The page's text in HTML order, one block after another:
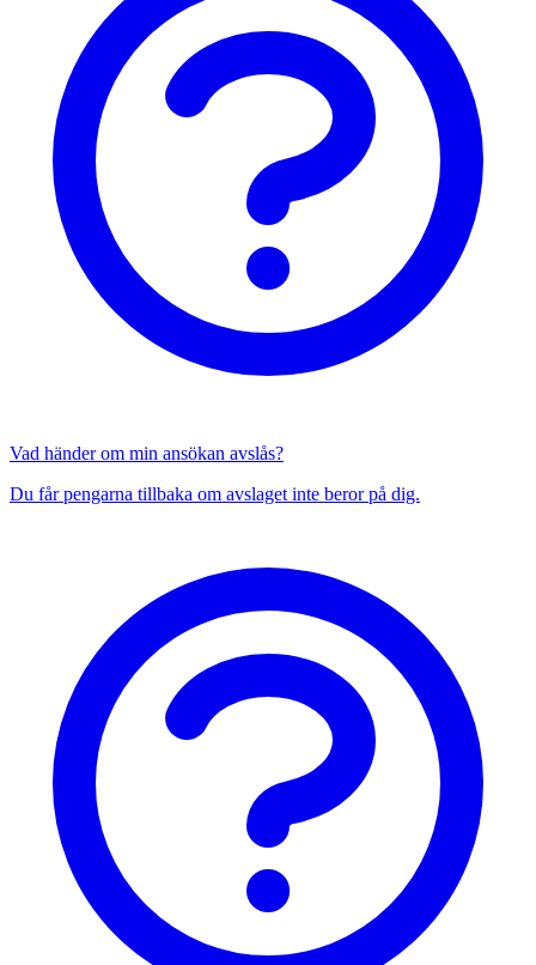
Vad händer om min ansökan avslås?
Du får pengarna tillbaka om avslaget inte beror på dig.